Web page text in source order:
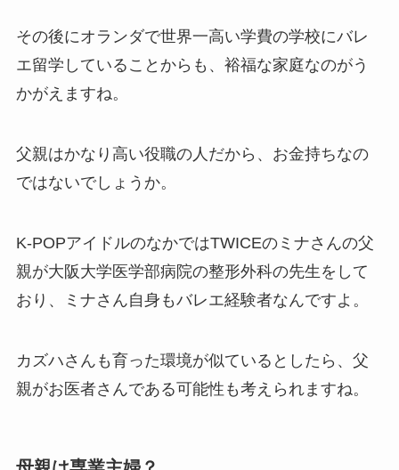
その後にオランダで世界一高い学費の学校にバレ
エ留学していることからも、裕福な家庭なのがう
かがえますね。
父親はかなり高い役職の人だから、お金持ちなの
ではないでしょうか。
K-POPアイドルのなかではTWICEのミナさんの父
親が大阪大学医学部病院の整形外科の先生をして
おり、ミナさん自身もバレエ経験者なんですよ。
カズハさんも育った環境が似ているとしたら、父
親がお医者さんである可能性も考えられますね。